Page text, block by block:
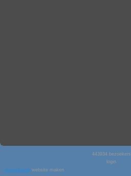
website maken
443934bezoekers
login